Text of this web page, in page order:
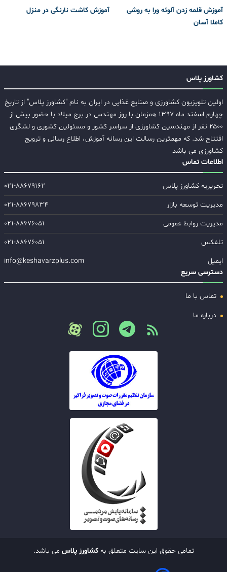
آموزش قلمه زدن آلوئه ورا به روشی
کاملا آسان
آموزش کاشت نارنگی در منزل
کشاورز پلاس
اولین تلویزیون کشاورزی و صنایع غذایی در ایران به نام "کشاورز پلاس" از تاریخ
چهارم اسفند ماه ۱۳۹۷ همزمان با روز مهندس در برج میلاد با حضور بیش از
۲۵۰۰ نفر از مهندسین کشاورزی از سراسر کشور و مسئولین کشوری و لشگری
افتتاح شد. که مهمترین رسالت این رسانه آموزش، اطلاع رسانی و ترویج
کشاورزی می باشد
اطلاعات تماس
تحریریه کشاورز پلاس
۰۲۱-۸۸۶۷۹۱۶۲
مدیریت توسعه بازار
۰۲۱-۸۸۶۷۹۸۳۴
مدیریت روابط عمومی
۰۲۱-۸۸۶۷۶۰۵۱
تلفکس
۰۲۱-۸۸۶۷۶۰۵۱
ایمیل
info@keshavarzplus.com
دسترسی سریع
تماس با ما
درباره ما
تمامی حقوق این سایت متعلق بهکشاورز پلاس می باشد.